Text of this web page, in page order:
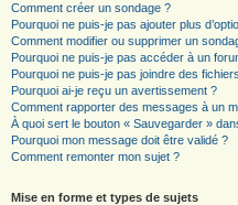
Comment créer un sondage ?
Pourquoi ne puis-je pas ajouter plus
Comment modifier ou supprimer un
Pourquoi ne puis-je pas accéder à un
Pourquoi ne puis-je pas joindre des
Pourquoi ai-je reçu un avertissement ?
Comment rapporter des messages à un
À quoi sert le bouton « Sauvegarder »
Pourquoi mon message doit être validé ?
Comment remonter mon sujet ?
Mise en forme et types de sujets